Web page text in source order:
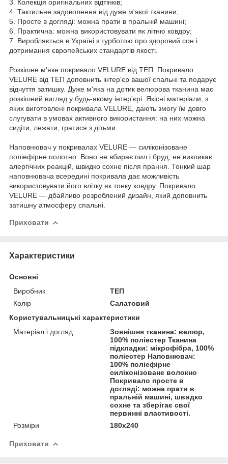
3. Колекція оригінальних відтінків;
4. Тактильне задоволення від дуже м'якої тканини;
5. Просте в догляді: можна прати в пральній машині;
6. Практична: можна використовувати як літню ковдру;
7. Виробляється в Україні з турботою про здоровий сон і
дотримання європейських стандартів якості.
Розкішне м'яке покривало VELURE від ТЕП. Покривало
VELURE від ТЕП доповнить інтер'єр вашої спальні та подарує
відчуття затишку. Дуже м'яка на дотик велюрова тканина має
розкішний вигляд у будь-якому інтер'єрі. Якісні матеріали, з
яких виготовлені покривала VELURE, дають змогу їм довго
слугувати в умовах активного використання: на них можна
сидіти, лежати, гратися з дітьми.
Наповнювач у покривалах VELURE — силіконізоване
поліефірне полотно. Воно не вбирає пил і бруд, не викликає
алергічних реакцій, швидко сохне після прання. Тонкий шар
наповнювача всередині покривала дає можливість
використовувати його влітку як тонку ковдру. Покривало
VELURE — дбайливо розроблений дизайн, який доповнить
затишну атмосферу спальні.
Приховати
Характеристики
Основні
Виробник
ТЕП
Колір
Салатовий
Користувальницькі характеристики
Матеріал і догляд
Зовнішня тканина: велюр,
100% поліестер Тканина
підкладки: мікрофібра, 100%
поліестер Наповнювач:
100% поліефірне
силіконізоване волокно
Покривало просте в
догляді: можна прати в
пральній машині, швидко
сохне та зберігає свої
первинні властивості.
Розміри
180x240
Приховати